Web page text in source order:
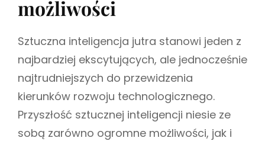
E
możliwości
Sztuczna inteligencja jutra stanowi jeden z
najbardziej ekscytujących, ale jednocześnie
najtrudniejszych do przewidzenia
kierunków rozwoju technologicznego.
Przyszłość sztucznej inteligencji niesie ze
sobą zarówno ogromne możliwości, jak i